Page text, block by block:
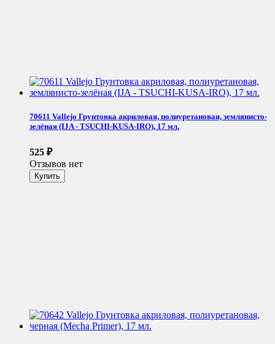
70611 Vallejo Грунтовка акриловая, полиуретановая, землянисто-
зелёная (IJA - TSUCHI-KUSA-IRO), 17 мл.
525 ₽
Отзывов нет